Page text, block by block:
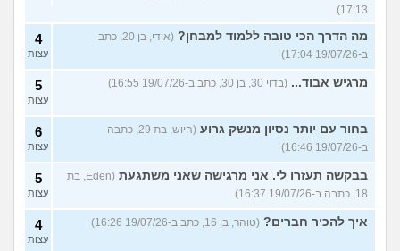
17:13)
מה הדרך הכי טובה ללמוד למבחן?
(אודי, בן 20, כתב
ב-19/07/26 17:04)
4
עצות
מרגיש אבוד... (בדוי 30, בן 30, כתב ב-19/07/26 16:55) 5
עצות
בחור עם יותר נסיון מנשק גרוע
(היוש, בת 29, כתבה
ב-19/07/26 16:46)
6
עצות
בבקשה תעזרו לי. אני מרגישה שאני משתגעת
(Eden, בת
18, כתבה ב-19/07/26 16:37)
5
עצות
איך להכיר חברים? (טוהר, בן 16, כתב ב-19/07/26 16:26) 4
עצות